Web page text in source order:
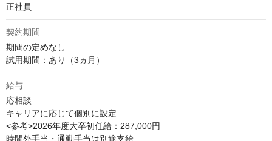
正社員
契約期間
期間の定めなし
試用期間：あり（3ヵ月）
給与
応相談
キャリアに応じて個別に設定
<参考>2026年度大卒初任給：287,000円
時間外手当・通勤手当は別途支給